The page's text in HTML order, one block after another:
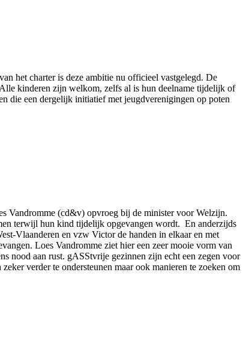
het charter is deze ambitie nu officieel vastgelegd. De
kinderen zijn welkom, zelfs al is hun deelname tijdelijk of
die een dergelijk initiatief met jeugdverenigingen op poten
Vandromme (cd&v) opvroeg bij de minister voor Welzijn.
terwijl hun kind tijdelijk opgevangen wordt. En anderzijds
Vlaanderen en vzw Victor de handen in elkaar en met
Loes Vandromme ziet hier een zeer mooie vorm van
nood aan rust. gASStvrije gezinnen zijn echt een zegen voor
verder te ondersteunen maar ook manieren te zoeken om